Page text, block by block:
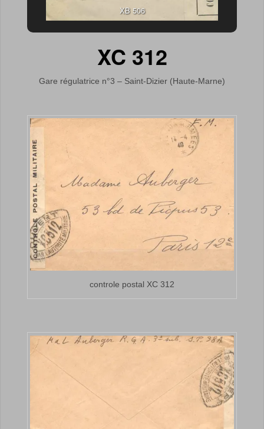
XB 506
XC 312
Gare régulatrice n°3 – Saint-Dizier (Haute-Marne)
controle postal XC 312